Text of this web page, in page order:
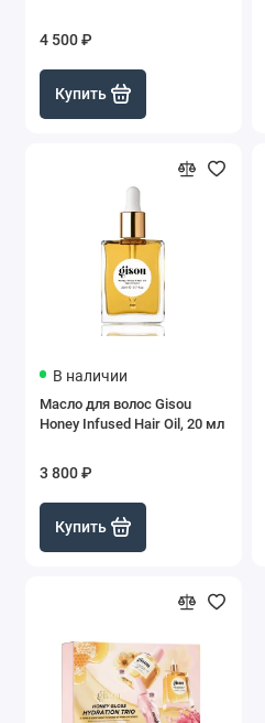
4 500 ₽
Купить
В наличии
Масло для волос Gisou
Honey Infused Hair Oil, 20 мл
3 800 ₽
Купить